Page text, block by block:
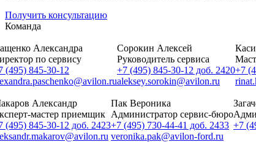
Получить консультацию
Команда
Александра
по сервису
(495) 845-30-12
Сорокин Алексей
Руководитель сервиса
+7 (495) 845-30-12 доб. 2420
aleksey.sorokin@avilon.ru
+7
Александр
мастер приемщик
(495) 845-30-12 доб. 2423
Пак Вероника
Администратор сервис-бюро
+7 (495) 730-44-41 доб. 2433
veronika.pak@avilon-ford.ru
+7